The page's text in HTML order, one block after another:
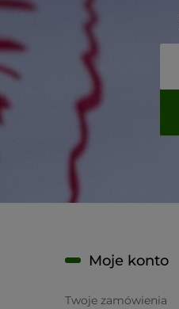
Moje konto
Twoje zamówienia